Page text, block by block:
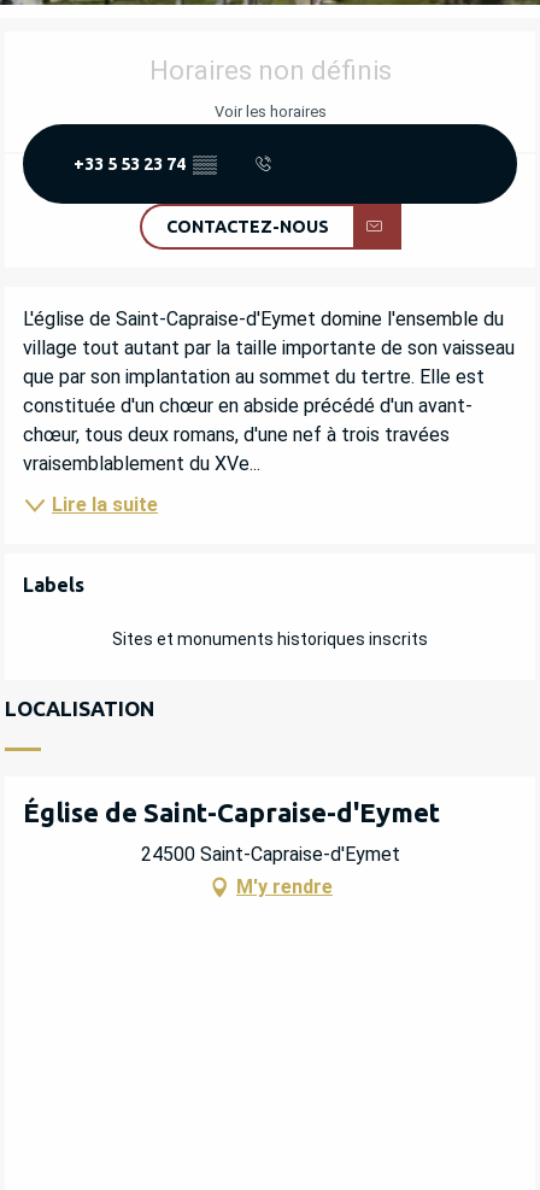
OUVERTURE ET COORDONNÉES
Horaires non définis
Voir les horaires
+33 5 53 23 74 ▒▒
CONTACTEZ-NOUS
DESCRIPTION
L'église de Saint-Capraise-d'Eymet domine l'ensemble du
village tout autant par la taille importante de son vaisseau
que par son implantation au sommet du tertre. Elle est
constituée d'un chœur en abside précédé d'un avant-
chœur, tous deux romans, d'une nef à trois travées
vraisemblablement du XVe...
Lire la suite
OFFRES DE PRESTATIONS
Labels
Labels
Sites et monuments historiques inscrits
LOCALISATION
Église de Saint-Capraise-d'Eymet
24500 Saint-Capraise-d'Eymet
M'y rendre